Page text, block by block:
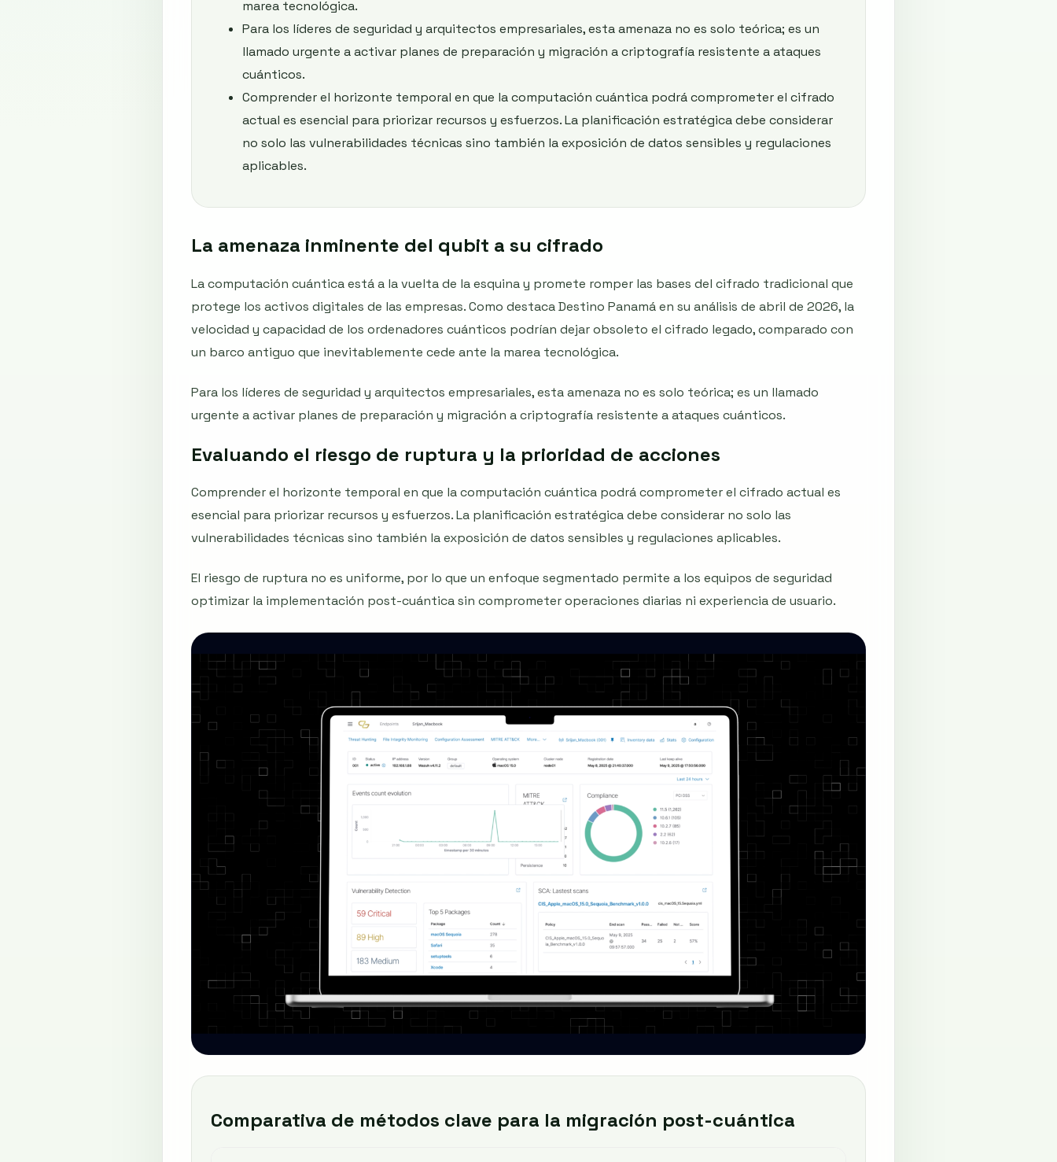
marea tecnológica.
Para los líderes de seguridad y arquitectos empresariales, esta amenaza no es solo teórica; es un
llamado urgente a activar planes de preparación y migración a criptografía resistente a ataques
cuánticos.
Comprender el horizonte temporal en que la computación cuántica podrá comprometer el cifrado
actual es esencial para priorizar recursos y esfuerzos. La planificación estratégica debe considerar
no solo las vulnerabilidades técnicas sino también la exposición de datos sensibles y regulaciones
aplicables.
La amenaza inminente del qubit a su cifrado
La computación cuántica está a la vuelta de la esquina y promete romper las bases del cifrado tradicional que
protege los activos digitales de las empresas. Como destaca Destino Panamá en su análisis de abril de 2026, la
velocidad y capacidad de los ordenadores cuánticos podrían dejar obsoleto el cifrado legado, comparado con
un barco antiguo que inevitablemente cede ante la marea tecnológica.
Para los líderes de seguridad y arquitectos empresariales, esta amenaza no es solo teórica; es un llamado
urgente a activar planes de preparación y migración a criptografía resistente a ataques cuánticos.
Evaluando el riesgo de ruptura y la prioridad de acciones
Comprender el horizonte temporal en que la computación cuántica podrá comprometer el cifrado actual es
esencial para priorizar recursos y esfuerzos. La planificación estratégica debe considerar no solo las
vulnerabilidades técnicas sino también la exposición de datos sensibles y regulaciones aplicables.
El riesgo de ruptura no es uniforme, por lo que un enfoque segmentado permite a los equipos de seguridad
optimizar la implementación post-cuántica sin comprometer operaciones diarias ni experiencia de usuario.
Comparativa de métodos clave para la migración post-cuántica